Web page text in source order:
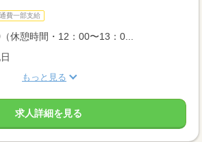
費一部支給
休憩時間・12：00〜13：0...
もっと見る
求人詳細を見る